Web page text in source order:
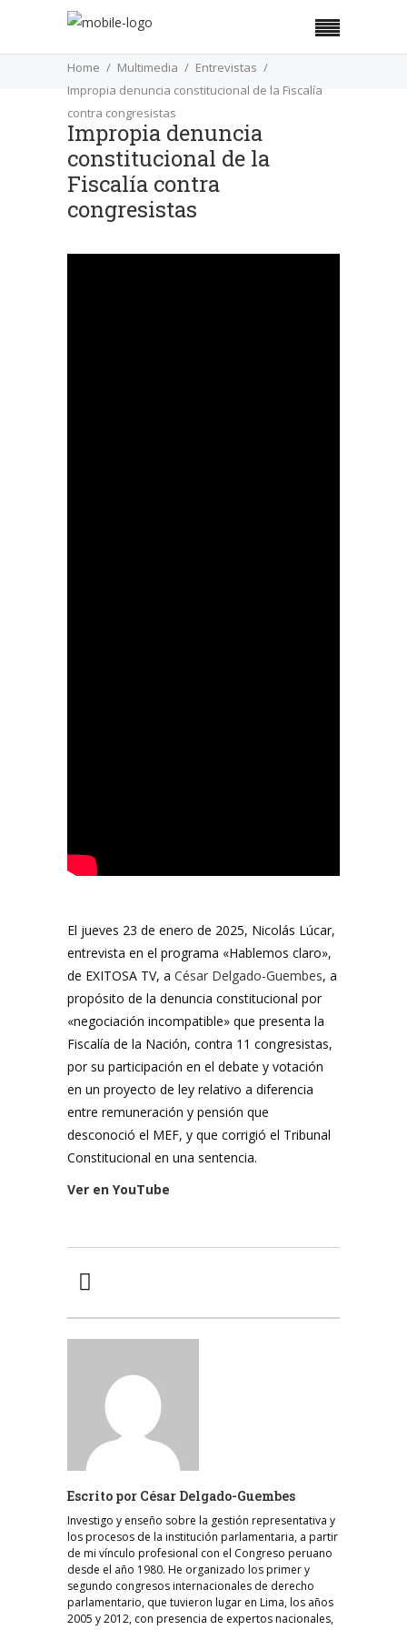
Home Multimedia
Entrevistas
Impropia denuncia constitucional de la Fiscalía
contra congresistas
Impropia denuncia
constitucional de la
Fiscalía contra
congresistas
El jueves 23 de enero de 2025, Nicolás Lúcar,
entrevista en el programa «Hablemos claro»,
de EXITOSA TV, a César Delgado-Guembes, a
propósito de la denuncia constitucional por
«negociación incompatible» que presenta la
Fiscalía de la Nación, contra 11 congresistas,
por su participación en el debate y votación
en un proyecto de ley relativo a diferencia
entre remuneración y pensión que
desconoció el MEF, y que corrigió el Tribunal
Constitucional en una sentencia.
Ver en YouTube
Escrito por César Delgado-Guembes
Investigo y enseño sobre la gestión representativa y
los procesos de la institución parlamentaria, a partir
de mi vínculo profesional con el Congreso peruano
desde el año 1980. He organizado los primer y
segundo congresos internacionales de derecho
parlamentario, que tuvieron lugar en Lima, los años
2005 y 2012, con presencia de expertos nacionales,